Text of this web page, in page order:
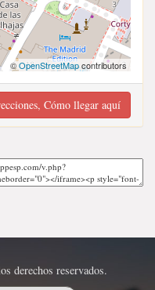
©OpenStreetMapcontributors
Cómo llegar aquí
derechos reservados.